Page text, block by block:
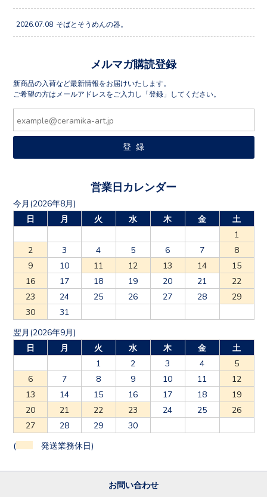
2026.07.08 そばとそうめんの器。
メルマガ購読登録
新商品の入荷など最新情報をお届けいたします。
ご希望の方はメールアドレスをご入力し「登録」してください。
営業日カレンダー
今月(2026年8月)
日
月 火 水 木 金
土
1
2
3 4 5 6 7
8
9
10 11 12 13 14
15
16
17 18 19 20 21
22
23
24 25 26 27 28
29
30
31
翌月(2026年9月)
日
月 火 水 木 金
土
1
2 3 4
5
6
7 8 9 10 11
12
13
14 15 16 17 18
19
20
21 22 23 24 25
26
27
28 29 30
( 発送業務休日)
お問い合わせ